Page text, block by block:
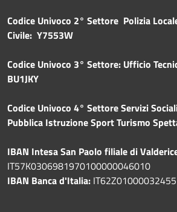
Codice Univoco 2° Settore Polizia
Civile: Y7553W
Codice Univoco 3° Settore: Ufficio
BU1JKY
Codice Univoco 4° Settore Servizi
Pubblica Istruzione Sport Turismo
IBAN Intesa San Paolo filiale di
IT57K0306981970100000046010
IBAN Banca d'Italia: